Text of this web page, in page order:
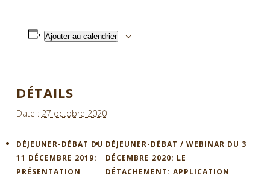
Ajouter au calendrier
DÉTAILS
Date : 27 octobre 2020
DÉJEUNER-DÉBAT DU
11 DÉCEMBRE 2019:
PRÉSENTATION
DÉJEUNER-DÉBAT / WEBINAR DU 3
DÉCEMBRE 2020: LE
DÉTACHEMENT: APPLICATION